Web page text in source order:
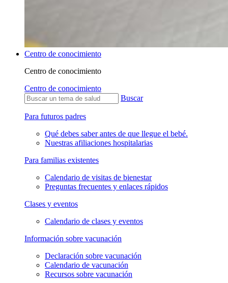
Centro de conocimiento
Centro de conocimiento
Centro de conocimiento
Buscar
Para futuros padres
Qué debes saber antes de que llegue el bebé.
Nuestras afiliaciones hospitalarias
Para familias existentes
Calendario de visitas de bienestar
Preguntas frecuentes y enlaces rápidos
Clases y eventos
Calendario de clases y eventos
Información sobre vacunación
Declaración sobre vacunación
Calendario de vacunación
Recursos sobre vacunación